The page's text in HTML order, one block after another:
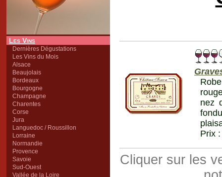
Les Vins
Dernières Dégustations
Les Vins du Mois
Alsace
Beaujolais
Bordeaux
Bourgogne
Champagne
Charentes
Corse
Jura
Languedoc / Roussillon
Lorraine
Normandie
Provence
Savoie
Sud-Ouest
Vallée de la Loire
nez
Prix
Cliquer sur les